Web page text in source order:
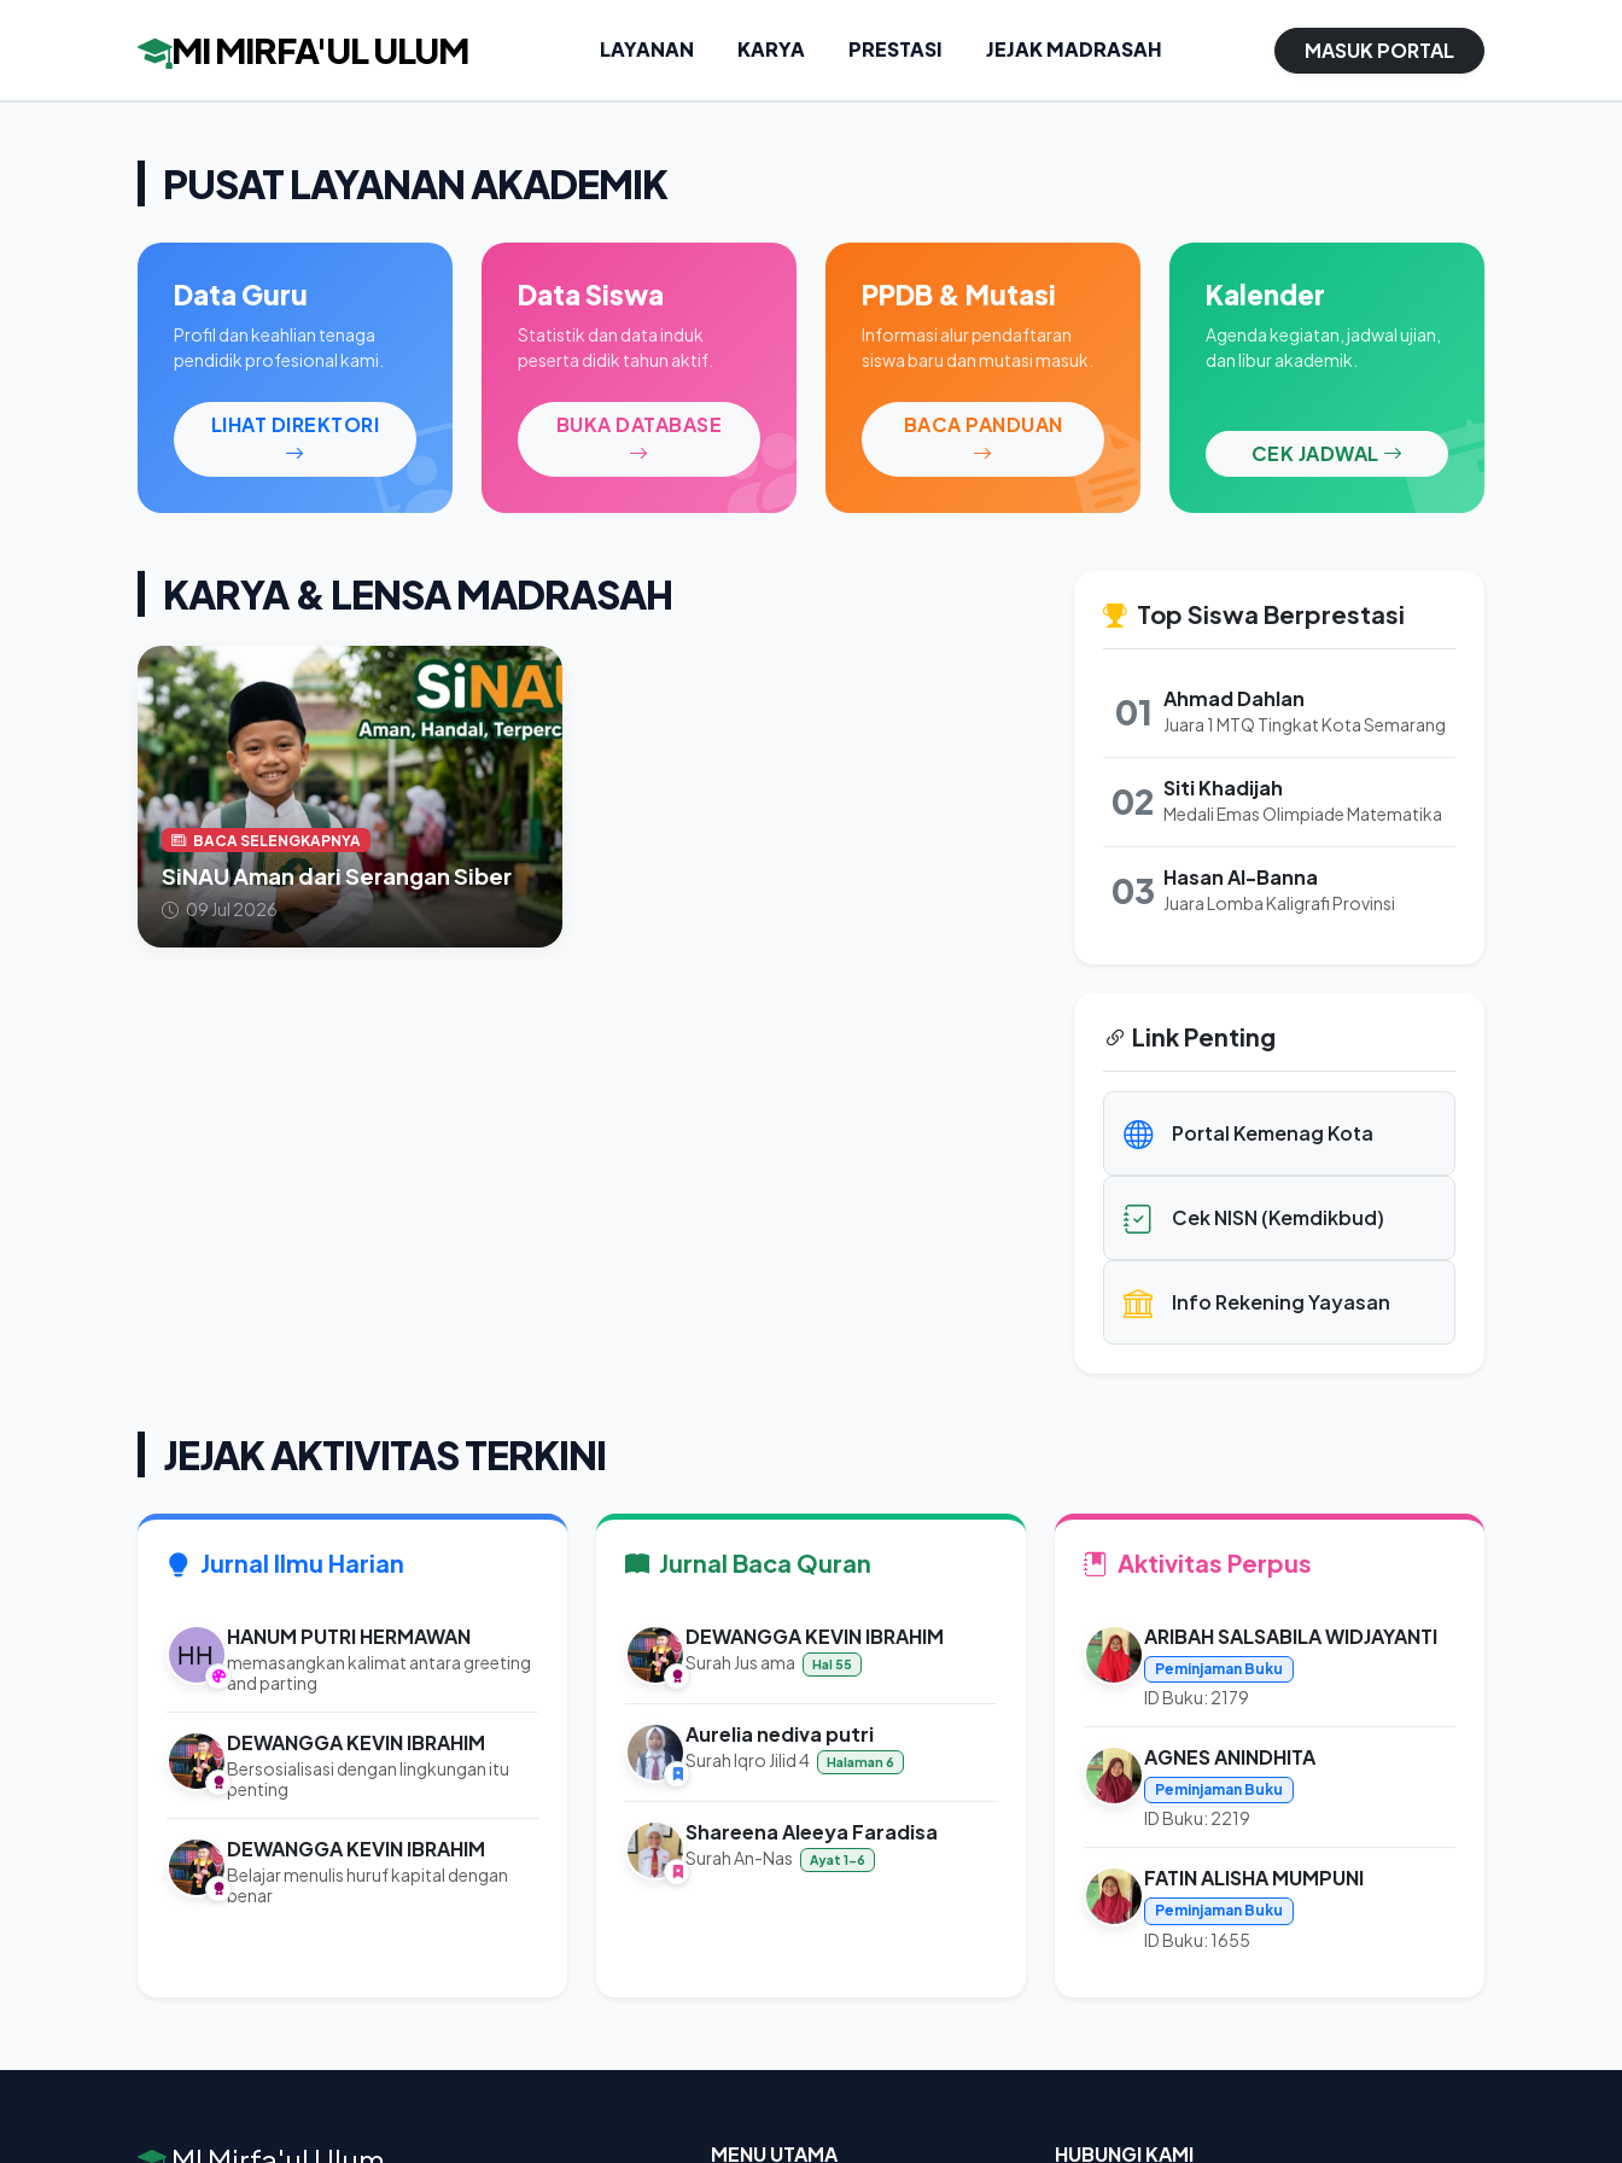
MI MIRFA'UL ULUM LAYANAN KARYA PRESTASI JEJAK MADRASAH MASUK PORTAL
PUSAT LAYANAN AKADEMIK
Data Guru
Profil dan keahlian tenaga
pendidik profesional kami.
LIHAT DIREKTORI
Data Siswa
Statistik dan data induk
peserta didik tahun aktif.
BUKA DATABASE
PPDB & Mutasi
Informasi alur pendaftaran
siswa baru dan mutasi masuk.
BACA PANDUAN
Kalender
Agenda kegiatan, jadwal ujian,
dan libur akademik.
CEK JADWAL
KARYA & LENSA MADRASAH
BACA SELENGKAPNYA
SiNAU Aman dari Serangan Siber
09 Jul 2026
Top Siswa Berprestasi
01 Ahmad Dahlan
Juara 1 MTQ Tingkat Kota Semarang
02 Siti Khadijah
Medali Emas Olimpiade Matematika
03 Hasan Al-Banna
Juara Lomba Kaligrafi Provinsi
Link Penting
Portal Kemenag Kota
Cek NISN (Kemdikbud)
Info Rekening Yayasan
JEJAK AKTIVITAS TERKINI
Jurnal Ilmu Harian
HANUM PUTRI HERMAWAN
memasangkan kalimat antara greeting
and parting
DEWANGGA KEVIN IBRAHIM
Bersosialisasi dengan lingkungan itu
penting
DEWANGGA KEVIN IBRAHIM
Belajar menulis huruf kapital dengan
benar
Jurnal Baca Quran
DEWANGGA KEVIN IBRAHIM
Surah Jus ama Hal 55
Aurelia nediva putri
Surah Iqro Jilid 4 Halaman 6
Shareena Aleeya Faradisa
Surah An-Nas Ayat 1-6
Aktivitas Perpus
ARIBAH SALSABILA WIDJAYANTI
Peminjaman Buku
ID Buku: 2179
AGNES ANINDHITA
Peminjaman Buku
ID Buku: 2219
FATIN ALISHA MUMPUNI
Peminjaman Buku
ID Buku: 1655
MENU UTAMA HUBUNGI KAMI